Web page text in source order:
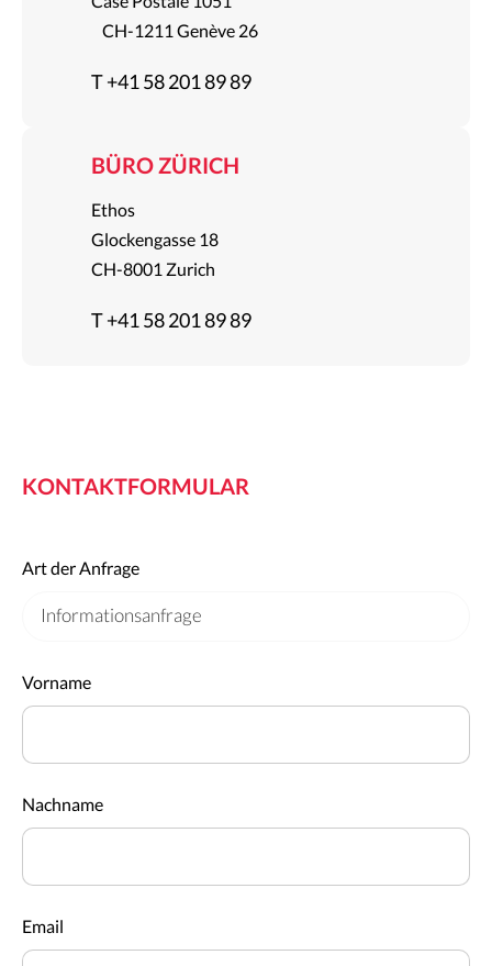
CH-1211 Genève 26
T +41 58 201 89 89
BÜRO ZÜRICH
Ethos
Glockengasse 18
CH-8001 Zurich
T +41 58 201 89 89
KONTAKTFORMULAR
Art der Anfrage
Vorname
Nachname
Email